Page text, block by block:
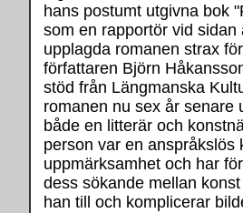
hans postumt utgivna bok
som en rapportör vid
upplagda romanen strax
författaren Björn
stöd från Längmanska
romanen nu sex år senare
både en litterär och
person var en anspråkslös
uppmärksamhet och har
dess sökande mellan
han till och komplicerar